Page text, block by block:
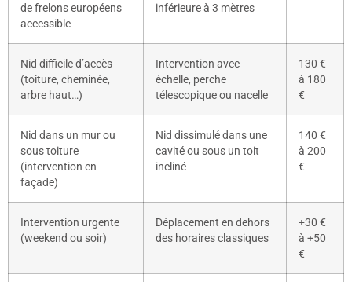
de frelons européens
accessible
inférieure à 3 mètres
Nid difficile d’accès
(toiture, cheminée,
arbre haut…)
Intervention avec
échelle, perche
télescopique ou nacelle
130 €
à 180
€
Nid dans un mur ou
sous toiture
(intervention en
façade)
Nid dissimulé dans une
cavité ou sous un toit
incliné
140 €
à 200
€
Intervention urgente
(weekend ou soir)
Déplacement en dehors
des horaires classiques
+30 €
à +50
€